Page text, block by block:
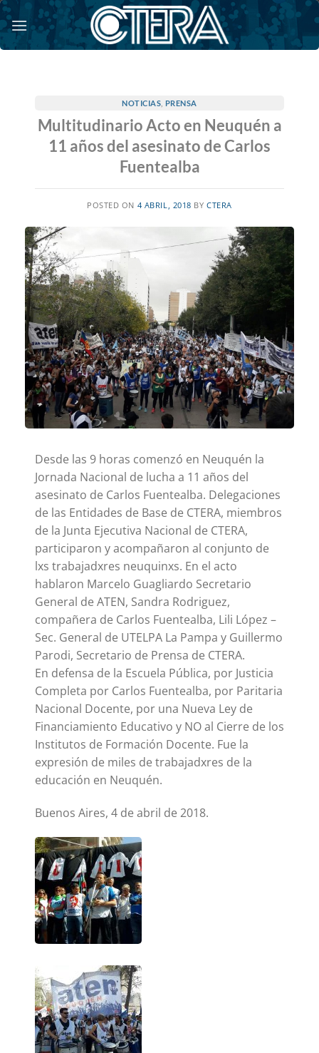
Saltar
al
contenido
NOTICIAS PRENSA
Multitudinario Acto en Neuquén a
11 años del asesinato de Carlos
Fuentealba
POSTED ON 4 ABRIL, 2018 BYCTERA
Desde las 9 horas comenzó en Neuquén la
Jornada Nacional de lucha a 11 años del
asesinato de Carlos Fuentealba. Delegaciones
de las Entidades de Base de CTERA, miembros
de la Junta Ejecutiva Nacional de CTERA,
participaron y acompañaron al conjunto de
lxs trabajadxres neuquinxs. En el acto
hablaron Marcelo Guagliardo Secretario
General de ATEN, Sandra Rodriguez,
compañera de Carlos Fuentealba, Lili López –
Sec. General de UTELPA La Pampa y Guillermo
Parodi, Secretario de Prensa de CTERA.
En defensa de la Escuela Pública, por Justicia
Completa por Carlos Fuentealba, por Paritaria
Nacional Docente, por una Nueva Ley de
Financiamiento Educativo y NO al Cierre de los
Institutos de Formación Docente. Fue la
expresión de miles de trabajadxres de la
educación en Neuquén.
Buenos Aires, 4 de abril de 2018.